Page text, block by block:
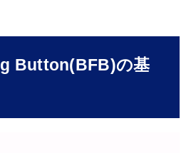
Button(BFB)の基